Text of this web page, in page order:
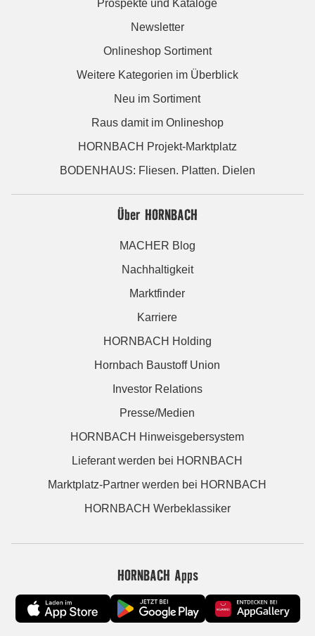
Prospekte und Kataloge
Newsletter
Onlineshop Sortiment
Weitere Kategorien im Überblick
Neu im Sortiment
Raus damit im Onlineshop
HORNBACH Projekt-Marktplatz
BODENHAUS: Fliesen. Platten. Dielen
Über HORNBACH
MACHER Blog
Nachhaltigkeit
Marktfinder
Karriere
HORNBACH Holding
Hornbach Baustoff Union
Investor Relations
Presse/Medien
HORNBACH Hinweisgebersystem
Lieferant werden bei HORNBACH
Marktplatz-Partner werden bei HORNBACH
HORNBACH Werbeklassiker
HORNBACH Apps